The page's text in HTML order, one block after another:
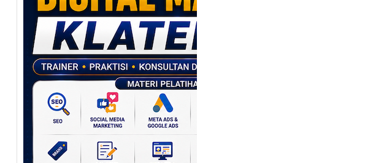
Narasumber
Digital Marketing
Klaten: Membantu
UMKM dan SDM
Lokal Naik Kelas
Melalui Strategi
Digital
Setiap daerah memiliki
potensi ekonomi yang
berbeda, dan Klaten
adalah…